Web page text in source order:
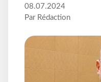
08.07.2024
Par Rédaction